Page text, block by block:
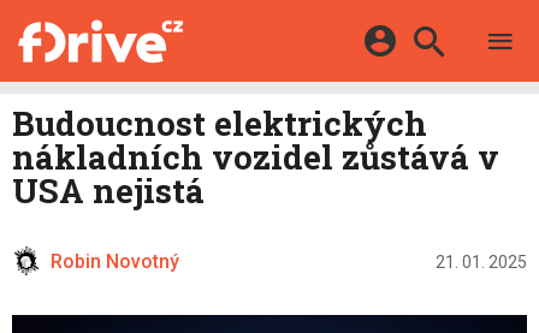
KATALOG
MAPA STANIC
DALŠÍ
HYBRIDY
E-MOTORSPORT
OSTATNÍ
Facebook Google
Budoucnost elektrických
nákladních vozidel zůstává v
USA nejistá
Robin Novotný 21. 01. 2025